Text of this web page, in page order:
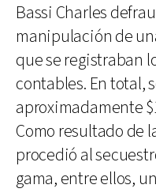
Bassi Charles
manipulación de
que se registraban
contables. En total,
aproximadamente
Como resultado de
procedió al
gama, entre ellos,